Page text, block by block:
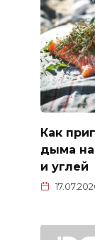
Как
дыма на
и углей